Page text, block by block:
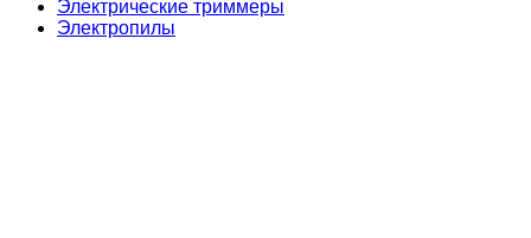
Электрические триммеры
Электропилы